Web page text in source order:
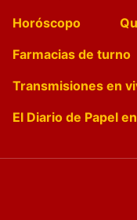
Horóscopo
Farmacias de turno
Transmisiones en
El Diario de Papel